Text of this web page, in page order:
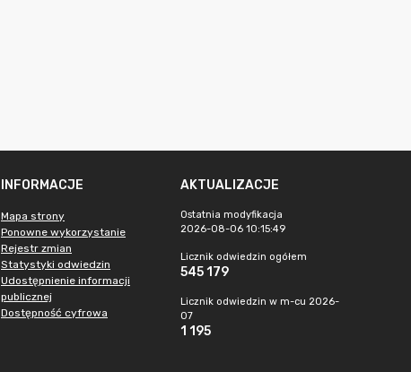
INFORMACJE
Mapa strony
Ponowne wykorzystanie
Rejestr zmian
Statystyki odwiedzin
Udostępnienie informacji
publicznej
Dostępność cyfrowa
AKTUALIZACJE
Ostatnia modyfikacja
2026-08-06 10:15:49
Licznik odwiedzin ogółem
545 179
Licznik odwiedzin w m-cu 2026-
07
1 195